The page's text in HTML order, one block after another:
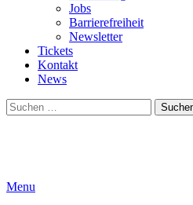
Jobs
Barrierefreiheit
Newsletter
Tickets
Kontakt
News
Suchen
nach:
Menu